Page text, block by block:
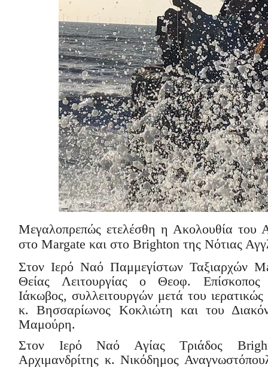
Μεγαλοπρεπώς ετελέσθη η Ακολουθία του
στοMargate και στοBrighton της Νότιας
Στον Ιερό Ναό Παμμεγίστων Ταξιαρχών
Θείας Λειτουργίας ο Θεοφ. Επίσκοπος
Ιάκωβος, συλλειτουργών μετά του
κ. Βησσαρίωνος Κοκλιώτη και του
Μαμούρη.
Στον Ιερό Ναό Αγίας Τριάδος
Αρχιμανδρίτης κ. Νικόδημος